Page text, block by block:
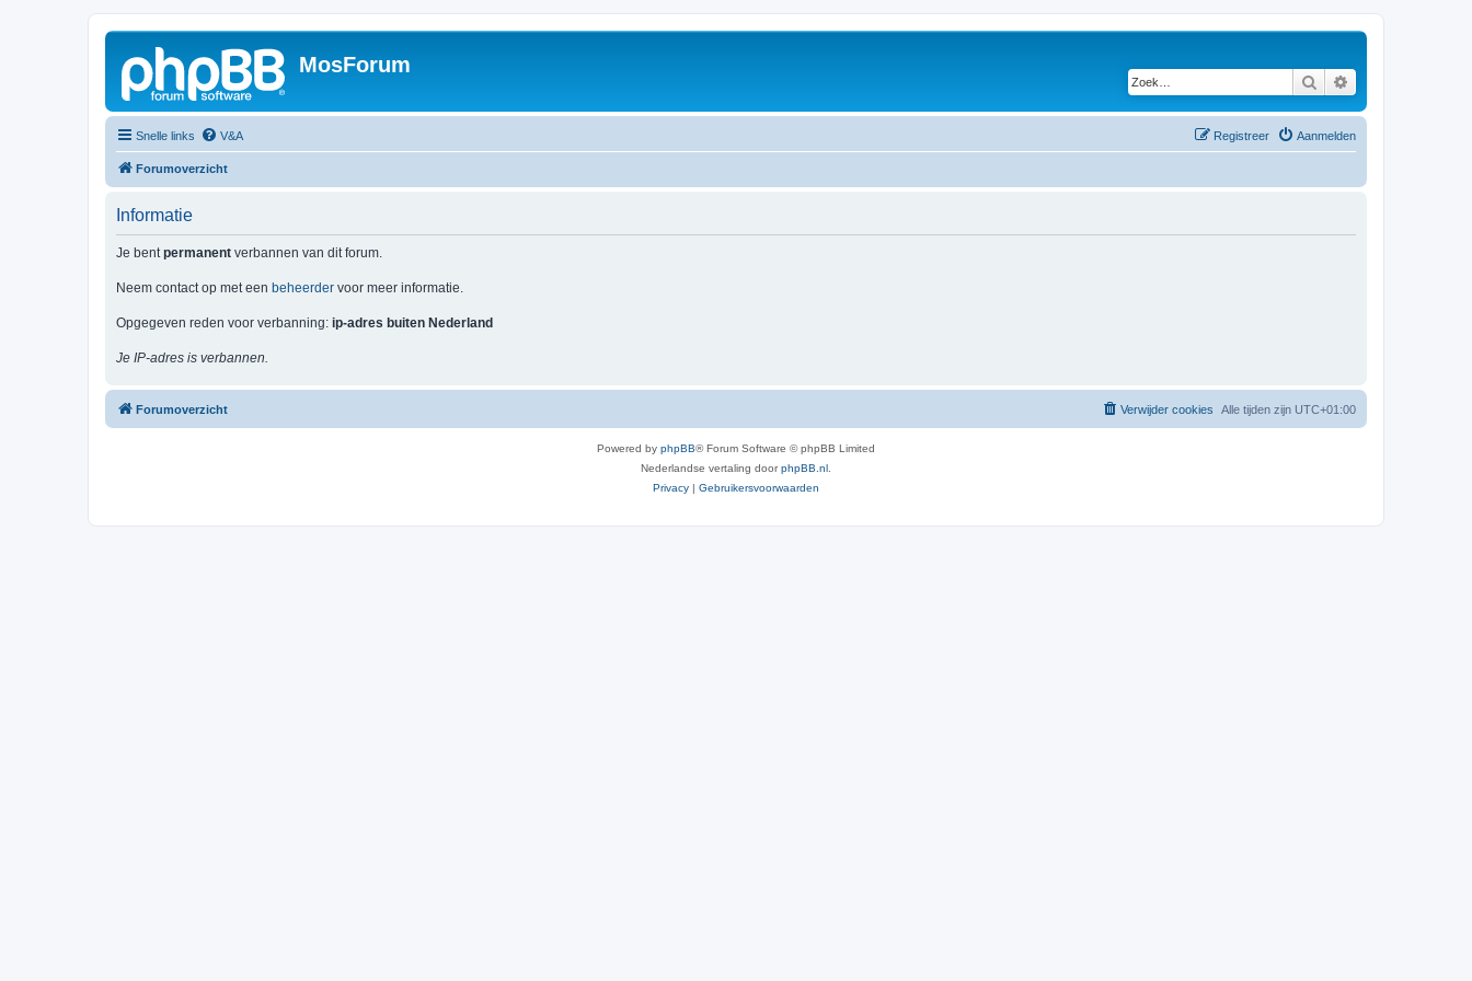
MosForum
Zoek
Snelle links V&A Aanmelden
Registreer
Forumoverzicht
Informatie
Je bentpermanent verbannen van dit forum.
Neem contact op met een beheerder voor meer informatie.
Opgegeven reden voor verbanning: ip-adres buiten Nederland
Je IP-adres is verbannen.
Forumoverzicht Alle tijden zijn UTC+01:00
Verwijder cookies
Powered by phpBB® Forum Software © phpBB Limited
Nederlandse vertaling doorphpBB.nl
Privacy | Gebruikersvoorwaarden